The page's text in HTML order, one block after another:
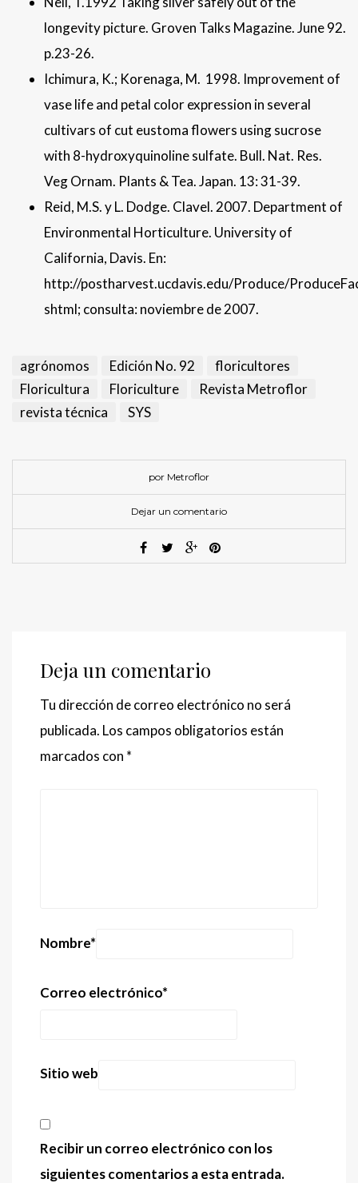
longevity picture. Groven Talks Magazine. June 92.
p.23-26.
Ichimura, K.; Korenaga, M. 1998. Improvement of
vase life and petal color expression in several
cultivars of cut eustoma flowers using sucrose
with 8-hydroxyquinoline sulfate. Bull. Nat. Res.
Veg Ornam. Plants & Tea. Japan. 13: 31-39.
Reid, M.S. y L. Dodge. Clavel. 2007. Department of
Environmental Horticulture. University of
California, Davis. En:
http://postharvest.ucdavis.edu/Produce/
shtml; consulta: noviembre de 2007.
agrónomos Edición No. 92
floricultores
Floricultura
Floriculture
Revista Metroflor
revista técnica
SYS
por Metroflor
Dejar un comentario
Deja un comentario
Tu dirección de correo electrónico no será
publicada. Los campos obligatorios están
marcados con *
Nombre*
Correo electrónico*
Sitio web
Recibir un correo electrónico con los
siguientes comentarios a esta entrada.